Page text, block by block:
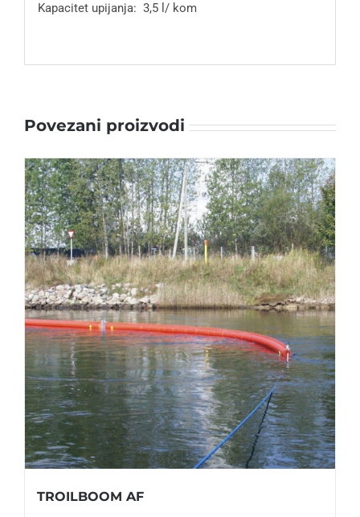
Kapacitet upijanja: 3,5 l/ kom
Povezani proizvodi
TROILBOOM AF